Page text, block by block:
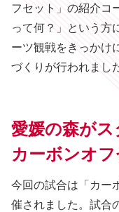
フセット」の紹介コ
って何？」という方
ーツ観戦をきっかけ
づくりが行われまし
愛媛の森が
カーボンオ
今回の試合は「カー
催されました。試合